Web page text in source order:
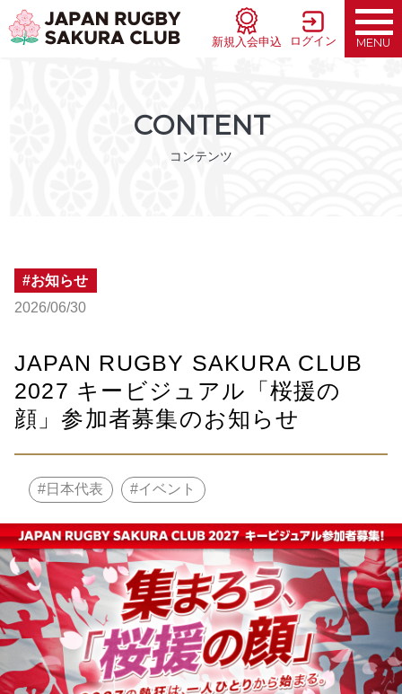
新規入会申込 ログイン MENU
CONTENT
コンテンツ
お知らせ
2026/06/30
JAPAN RUGBY SAKURA CLUB
2027 キービジュアル「桜援の
顔」参加者募集のお知らせ
日本代表 イベント